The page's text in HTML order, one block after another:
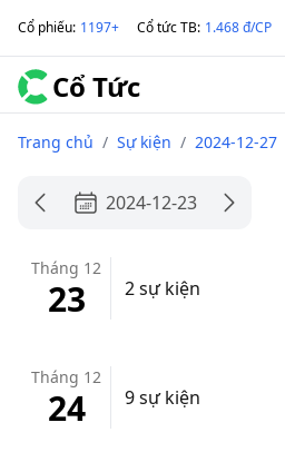
Cổ phiếu: 1197+ Cổ tức TB: 1.468 đ/CP
Cổ Tức
Trang chủ / Sự kiện / 2024-12-27
2024-12-23
Tháng 12
23 2 sự kiện
Tháng 12
24 9 sự kiện